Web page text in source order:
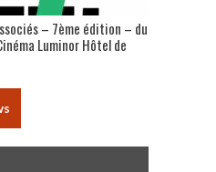
– 7ème édition – du
Luminor Hôtel de